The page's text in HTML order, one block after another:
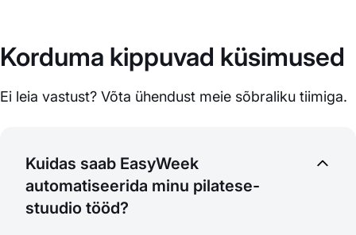
Korduma kippuvad küsimused
Ei leia vastust? Võta ühendust meie sõbraliku tiimiga.
Kuidas saab EasyWeek
automatiseerida minu pilatese-
stuudio tööd?